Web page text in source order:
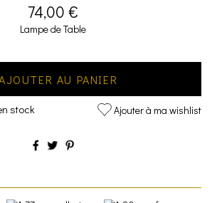
74,00 €
Lampe de Table
AU PANIER
stock Ajouter à ma wishlist